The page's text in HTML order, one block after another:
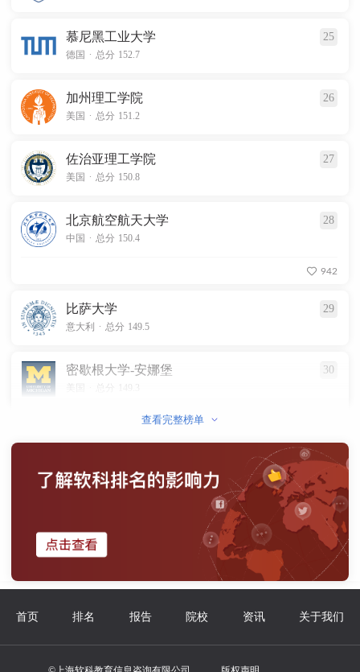
慕尼黑工业大学 25
德国 . 总分 152.7
加州理工学院 26
美国 . 总分 151.2
佐治亚理工学院 27
美国 . 总分 150.8
北京航空航天大学 28
中国 . 总分 150.4
942
比萨大学 29
意大利 . 总分 149.5
密歇根大学-安娜堡 30
美国
查看完整榜单
首页 排名 报告 院校 资讯 关于我们